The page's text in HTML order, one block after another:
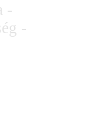
-
-